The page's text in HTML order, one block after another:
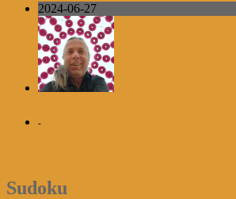
2024-06-27
-
Sudoku